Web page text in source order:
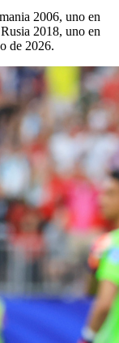
2006, uno en
2018, uno en
de 2026.